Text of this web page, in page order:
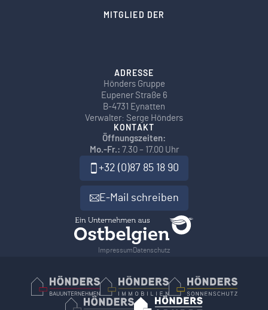
MITGLIED DER
ADRESSE
Hönders Gruppe
Eupener Straße 6
B-4731 Eynatten
Verwalter: Serge Hönders
KONTAKT
Öffnungszeiten:
Mo.-Fr.: 7.30 – 17.00 Uhr
+32 (0)87 85 18 90
E-Mail schreiben
Impressum Datenschutz
Hönders Bauunternehmen
Hoenders Immobilien
Hönders